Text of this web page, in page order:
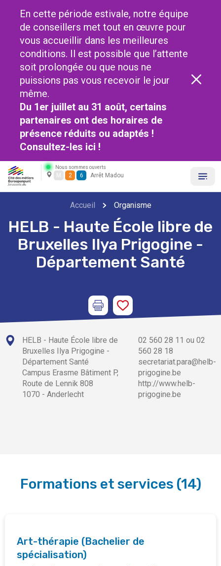
En cette période estivale, notre équipe
de conseillers met tout en œuvre pour
vous accueillir dans les meilleures
conditions. Il est possible que l’attente
soit prolongée ou que nous ne
puissions pas vous recevoir le jour
même.
Du 1er juillet au 31 août, certains
partenaires ont des horaires de
présence réduits ou adaptés !
Consultez-les ici !
Nous sommes ouverts
M 2 6 Arrêt Madou
Accueil Organisme
HELB - Haute École libre de
Bruxelles Ilya Prigogine -
Département Santé
HELB - Haute École libre de
Bruxelles Ilya Prigogine -
Département Santé
Campus Erasme Bâtiment P,
Route de Lennik 808
1070 - Anderlecht
02 560 28 11 ou 02
560 28 18
secretariat.para@helb-
prigogine.be
http://www.helb-
prigogine.be
Formations et services (14)
Art-thérapie (Bachelier de
spécialisation)